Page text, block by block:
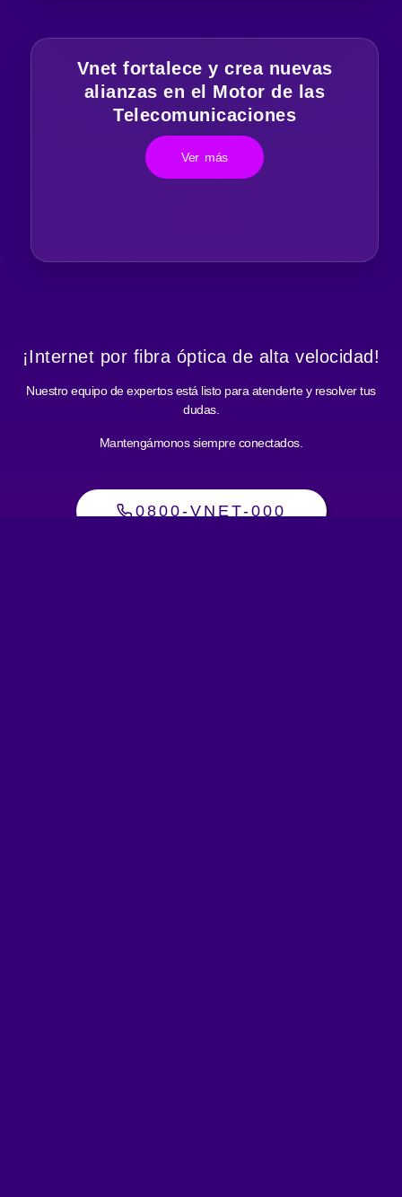
Vnet fortalece y crea nuevas
alianzas en el Motor de las
Telecomunicaciones
Ver más
¡Internet por fibra óptica de alta velocidad!
Nuestro equipo de expertos está listo para atenderte y resolver tus
dudas.
Mantengámonos siempre conectados.
0800-VNET-000